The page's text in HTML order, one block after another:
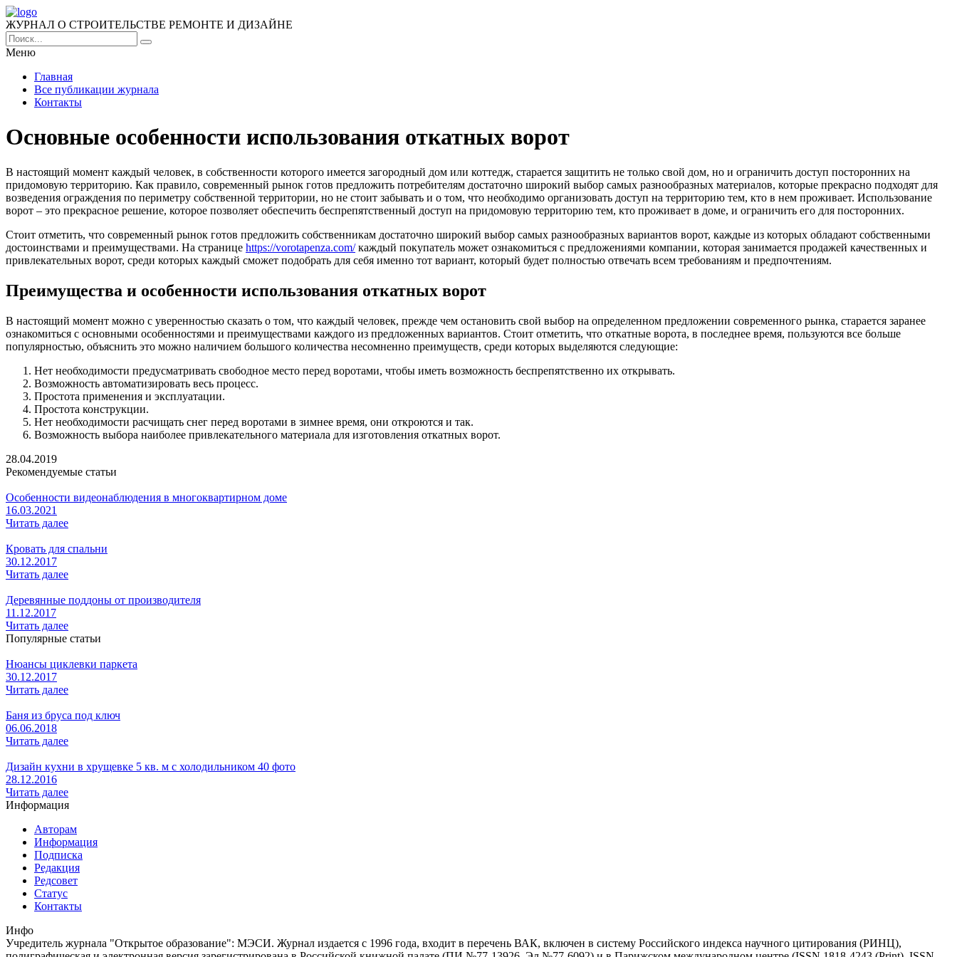
ЖУРНАЛ О СТРОИТЕЛЬСТВЕ РЕМОНТЕ И ДИЗАЙНЕ
Меню
Главная
Все публикации журнала
Контакты
Основные особенности использования откатных ворот
В настоящий момент каждый человек, в собственности которого имеется загородный дом или коттедж, старается защитить не только свой дом, но и ограничить доступ посторонних на
придомовую территорию. Как правило, современный рынок готов предложить потребителям достаточно широкий выбор самых разнообразных материалов, которые прекрасно подходят для
возведения ограждения по периметру собственной территории, но не стоит забывать и о том, что необходимо организовать доступ на территорию тем, кто в нем проживает. Использование
ворот – это прекрасное решение, которое позволяет обеспечить беспрепятственный доступ на придомовую территорию тем, кто проживает в доме, и ограничить его для посторонних.
Стоит отметить, что современный рынок готов предложить собственникам достаточно широкий выбор самых разнообразных вариантов ворот, каждые из которых обладают собственными
достоинствами и преимуществами. На странице https://vorotapenza.com/каждый покупатель может ознакомиться с предложениями компании, которая занимается продажей качественных и
привлекательных ворот, среди которых каждый сможет подобрать для себя именно тот вариант, который будет полностью отвечать всем требованиям и предпочтениям.
Преимущества и особенности использования откатных ворот
В настоящий момент можно с уверенностью сказать о том, что каждый человек, прежде чем остановить свой выбор на определенном предложении современного рынка, старается заранее
ознакомиться с основными особенностями и преимуществами каждого из предложенных вариантов. Стоит отметить, что откатные ворота, в последнее время, пользуются все больше
популярностью, объяснить это можно наличием большого количества несомненно преимуществ, среди которых выделяются следующие:
Нет необходимости предусматривать свободное место перед воротами, чтобы иметь возможность беспрепятственно их открывать.
Возможность автоматизировать весь процесс.
Простота применения и эксплуатации.
Простота конструкции.
Нет необходимости расчищать снег перед воротами в зимнее время, они откроются и так.
Возможность выбора наиболее привлекательного материала для изготовления откатных ворот.
28.04.2019
Рекомендуемые статьи
Особенности видеонаблюдения в многоквартирном доме
16.03.2021
Читать далее
Кровать для спальни
30.12.2017
Читать далее
Деревянные поддоны от производителя
11.12.2017
Читать далее
Популярные статьи
Нюансы циклевки паркета
30.12.2017
Читать далее
Баня из бруса под ключ
06.06.2018
Читать далее
Дизайн кухни в хрущевке 5 кв. м с холодильником 40 фото
28.12.2016
Читать далее
Информация
Авторам
Информация
Подписка
Редакция
Редсовет
Статус
Контакты
Инфо
Учредитель журнала "Открытое образование": МЭСИ. Журнал издается с 1996 года, входит в перечень ВАК, включен в систему Российского индекса научного цитирования (РИНЦ),